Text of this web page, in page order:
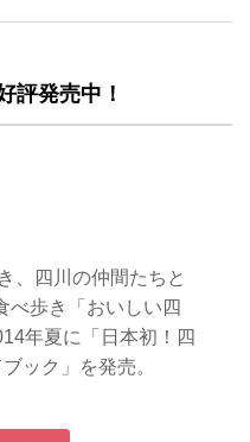
評発売中！
、四川の仲間たちと
べ歩き「おいしい四
年夏に「日本初！四
ック」を発売。